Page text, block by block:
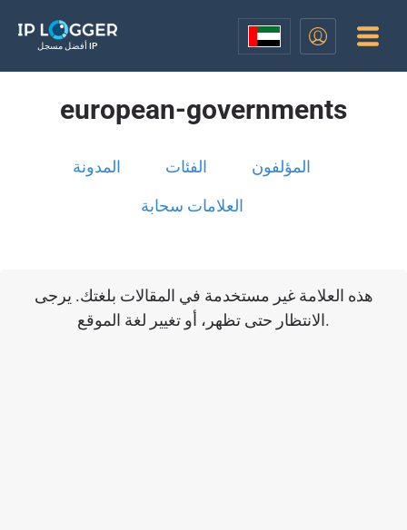
أفضل مسجل IP
european-governments
المدونة الفئات المؤلفون
العلامات سحابة